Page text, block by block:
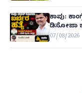
ಕಾಪು:
ಡಿಸೋಜಾ
07/08/2026